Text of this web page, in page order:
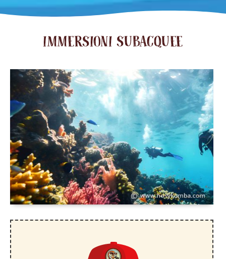
IMMERSIONI SUBACQUEE